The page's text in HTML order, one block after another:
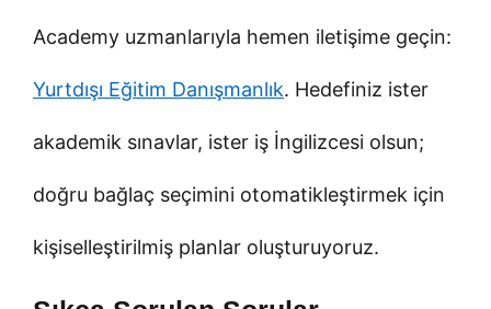
Academy uzmanlarıyla hemen iletişime geçin:
Yurtdışı Eğitim Danışmanlık. Hedefiniz ister
akademik sınavlar, ister iş İngilizcesi olsun;
doğru bağlaç seçimini otomatikleştirmek için
kişiselleştirilmiş planlar oluşturuyoruz.